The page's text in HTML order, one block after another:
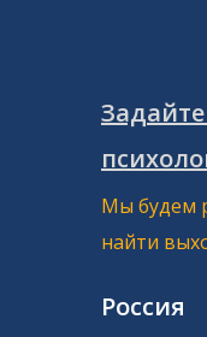
Мы будем
найти
Россия